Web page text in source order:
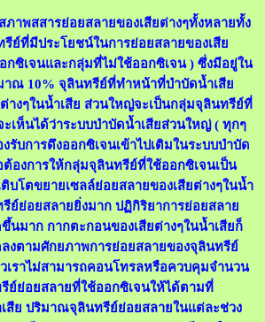
าพสสารย่อยสลายของเสียต่างๆทั้งหลายทั้ง
ย์ที่มีประโยชน์ในการย่อยสลายของเสีย
กซิเจนและกลุ่มที่ไม่ใช้ออกซิเจน ) ซึ่งมีอยู่ใน
าณ 10% จุลินทรีย์ที่ทำหน้าที่บำบัดน้ำเสีย
างๆในน้ำเสีย ส่วนใหญ่จะเป็นกลุ่มจุลินทรีย์ที่
เห็นได้ว่าระบบบำบัดน้ำเสียส่วนใหญ่ ( ทุกๆ
รับการดึงออกซิเจนเข้าไปเติมในระบบบำบัด
ต้องการให้กลุ่มจุลินทรีย์ที่ใช้ออกซิเจนเป็น
บโตขยายเซลล์ย่อยสลายของเสียต่างๆในน้ำ
ย์ย่อยสลายยิ่งมาก ปฏิกิริยาการย่อยสลาย
ขึ้นมาก กากตะกอนของเสียต่างๆในน้ำเสียก็
งตามศักยภาพการย่อยสลายของจุลินทรีย์
เราไม่สามารถคอนโทรลหรือควบคุมจำนวน
ย์ย่อยสลายที่ใช้ออกซิเจนให้ได้ตามที่
สีย ปริมาณจุลินทรีย์ย่อยสลายในแต่ละช่วง